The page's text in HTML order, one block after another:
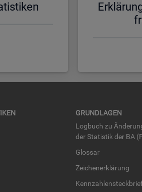
GRUND­LA­GEN
Log­buch zu
der Sta­tis­tik der BA
Glos­sar
Zei­chen­er­klä­rung